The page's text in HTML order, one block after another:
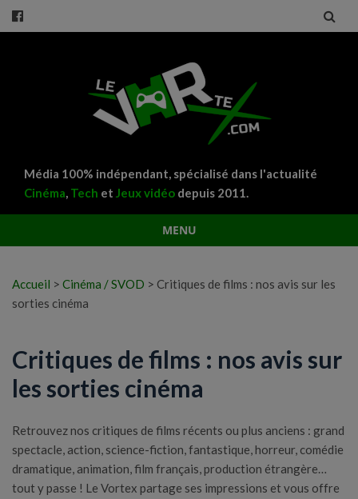
Média 100% indépendant, spécialisé dans l'actualité
Cinéma, Tech et Jeux vidéo depuis 2011.
MENU
Accueil > Cinéma / SVOD > Critiques de films : nos avis sur les
sorties cinéma
Critiques de films : nos avis sur
les sorties cinéma
Retrouvez nos critiques de films récents ou plus anciens : grand
spectacle, action, science-fiction, fantastique, horreur, comédie
dramatique, animation, film français, production étrangère…
tout y passe ! Le Vortex partage ses impressions et vous offre